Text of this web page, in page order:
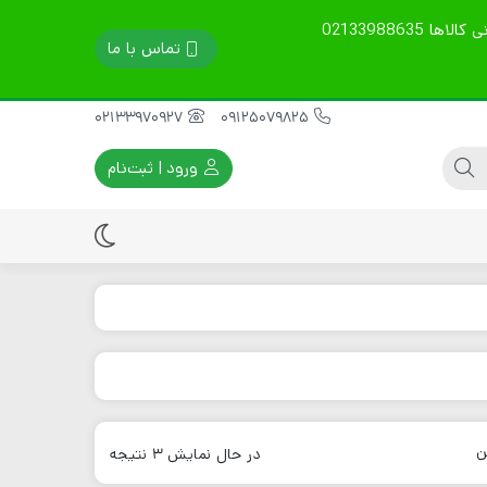
تمامی محصولات گارانتی 60 روزه دارند. قیمت ها آپدیت است. نوع ارسال را در توضیحات بنویسید. مشاوره فنی، خرید و پشتیبانی کالاها 02133988635
تماس با ما
ماله پروانه ای
موتور ویبراتور برقی
ویبره
در حال نمایش 3 نتیجه